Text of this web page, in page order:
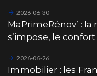
2026-06-30
MaPrimeRénov’ :
s’impose, le
2026-06-26
Immobilier : les